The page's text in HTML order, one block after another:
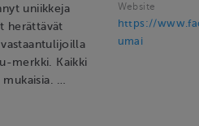
uniikkeja
herättävät
merkki. Kaikki
mukaisia. …
Website
https://
umai